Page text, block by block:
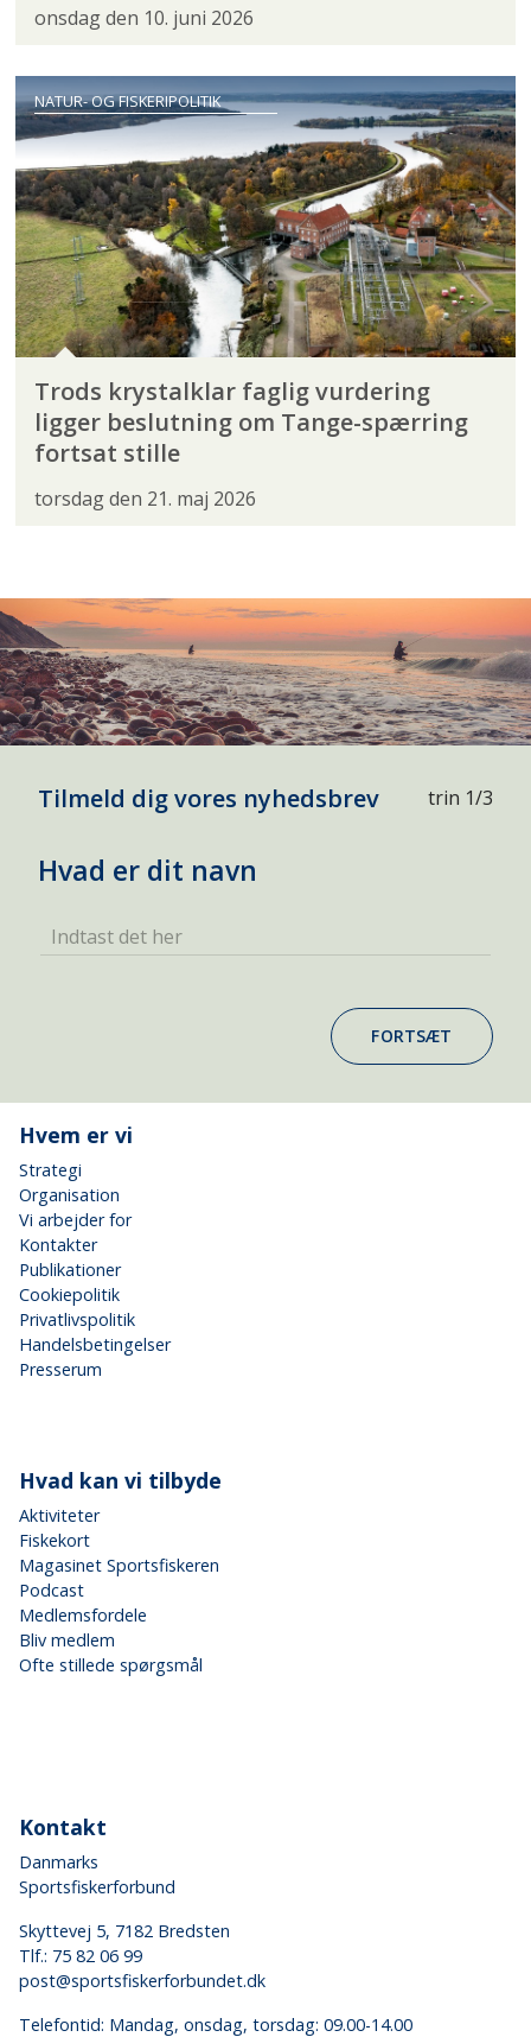
onsdag den 10. juni 2026
NATUR- OG FISKERIPOLITIK
Trods krystalklar faglig vurdering
ligger beslutning om Tange-spærring
fortsat stille
torsdag den 21. maj 2026
Tilmeld dig vores nyhedsbrev trin 1/3
Hvad er dit navn
Indtast det her
FORTSÆT
Hvem er vi
Strategi
Organisation
Vi arbejder for
Kontakter
Publikationer
Cookiepolitik
Privatlivspolitik
Handelsbetingelser
Presserum
Hvad kan vi tilbyde
Aktiviteter
Fiskekort
Magasinet Sportsfiskeren
Podcast
Medlemsfordele
Bliv medlem
Ofte stillede spørgsmål
Kontakt
Danmarks
Sportsfiskerforbund
Skyttevej 5, 7182 Bredsten
Tlf.: 75 82 06 99
post@sportsfiskerforbundet.dk
Telefontid: Mandag, onsdag, torsdag: 09.00-14.00